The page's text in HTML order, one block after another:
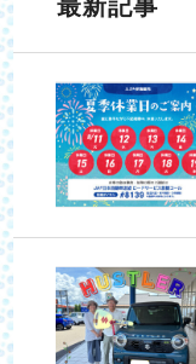
最新記事